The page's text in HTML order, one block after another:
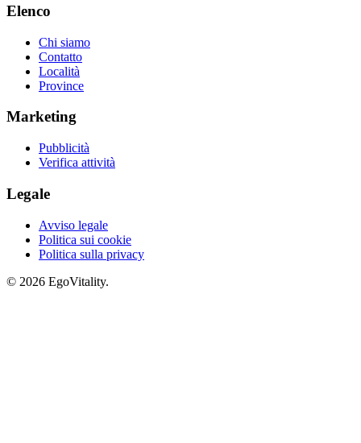
Elenco
Chi siamo
Contatto
Località
Province
Marketing
Pubblicità
Verifica attività
Legale
Avviso legale
Politica sui cookie
Politica sulla privacy
© 2026 EgoVitality.